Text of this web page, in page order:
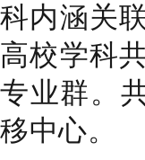
科内涵关
高校学科
专业群。
移中心。